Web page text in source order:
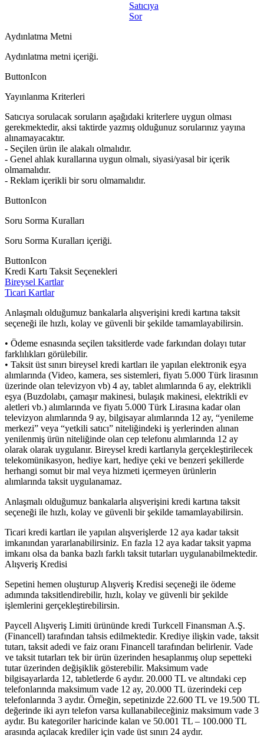
Satıcıya
Sor
Aydınlatma Metni
Aydınlatma metni içeriği.
ButtonIcon
Yayınlanma Kriterleri
Satıcıya sorulacak soruların aşağıdaki kriterlere uygun olması
gerekmektedir, aksi taktirde yazmış olduğunuz sorularınız yayına
alınamayacaktır.
- Seçilen ürün ile alakalı olmalıdır.
- Genel ahlak kurallarına uygun olmalı, siyasi/yasal bir içerik
olmamalıdır.
- Reklam içerikli bir soru olmamalıdır.
ButtonIcon
Soru Sorma Kuralları
Soru Sorma Kuralları içeriği.
ButtonIcon
Kredi Kartı Taksit Seçenekleri
Bireysel Kartlar
Ticari Kartlar
Anlaşmalı olduğumuz bankalarla alışverişini kredi kartına taksit
seçeneği ile hızlı, kolay ve güvenli bir şekilde tamamlayabilirsin.
• Ödeme esnasında seçilen taksitlerde vade farkından dolayı tutar
farklılıkları görülebilir.
• Taksit üst sınırı bireysel kredi kartları ile yapılan elektronik eşya
alımlarında (Video, kamera, ses sistemleri, fiyatı 5.000 Türk lirasının
üzerinde olan televizyon vb) 4 ay, tablet alımlarında 6 ay, elektrikli
eşya (Buzdolabı, çamaşır makinesi, bulaşık makinesi, elektrikli ev
aletleri vb.) alımlarında ve fiyatı 5.000 Türk Lirasına kadar olan
televizyon alımlarında 9 ay, bilgisayar alımlarında 12 ay, “yenileme
merkezi” veya “yetkili satıcı” niteliğindeki iş yerlerinden alınan
yenilenmiş ürün niteliğinde olan cep telefonu alımlarında 12 ay
olarak olarak uygulanır. Bireysel kredi kartlarıyla gerçekleştirilecek
telekomünikasyon, hediye kart, hediye çeki ve benzeri şekillerde
herhangi somut bir mal veya hizmeti içermeyen ürünlerin
alımlarında taksit uygulanamaz.
Anlaşmalı olduğumuz bankalarla alışverişini kredi kartına taksit
seçeneği ile hızlı, kolay ve güvenli bir şekilde tamamlayabilirsin.
Ticari kredi kartları ile yapılan alışverişlerde 12 aya kadar taksit
imkanından yararlanabilirsiniz. En fazla 12 aya kadar taksit yapma
imkanı olsa da banka bazlı farklı taksit tutarları uygulanabilmektedir.
Alışveriş Kredisi
Sepetini hemen oluşturup Alışveriş Kredisi seçeneği ile ödeme
adımında taksitlendirebilir, hızlı, kolay ve güvenli bir şekilde
işlemlerini gerçekleştirebilirsin.
Paycell Alışveriş Limiti ürününde kredi Turkcell Finansman A.Ş.
(Financell) tarafından tahsis edilmektedir. Krediye ilişkin vade, taksit
tutarı, taksit adedi ve faiz oranı Financell tarafından belirlenir. Vade
ve taksit tutarları tek bir ürün üzerinden hesaplanmış olup sepetteki
tutar üzerinden değişiklik gösterebilir. Maksimum vade
bilgisayarlarda 12, tabletlerde 6 aydır. 20.000 TL ve altındaki cep
telefonlarında maksimum vade 12 ay, 20.000 TL üzerindeki cep
telefonlarında 3 aydır. Örneğin, sepetinizde 22.600 TL ve 19.500 TL
değerinde iki ayrı telefon varsa kullanabileceğiniz maksimum vade 3
aydır. Bu kategoriler haricinde kalan ve 50.001 TL – 100.000 TL
arasında açılacak krediler için vade üst sınırı 24 aydır.